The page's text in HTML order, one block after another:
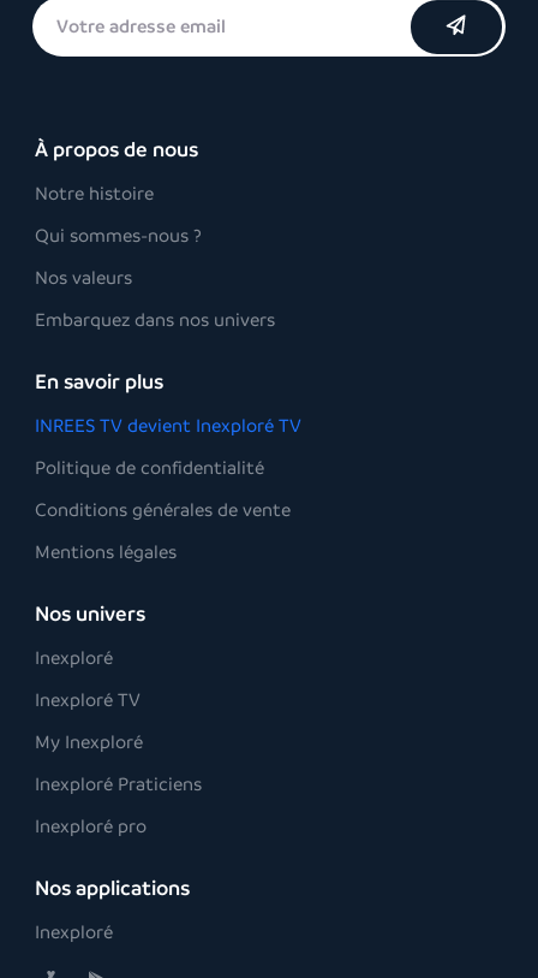
À propos de nous
Notre histoire
Qui sommes-nous ?
Nos valeurs
Embarquez dans nos univers
En savoir plus
INREES TV devient Inexploré TV
Politique de confidentialité
Conditions générales de vente
Mentions légales
Nos univers
Inexploré
Inexploré TV
My Inexploré
Inexploré Praticiens
Inexploré pro
Nos applications
Inexploré